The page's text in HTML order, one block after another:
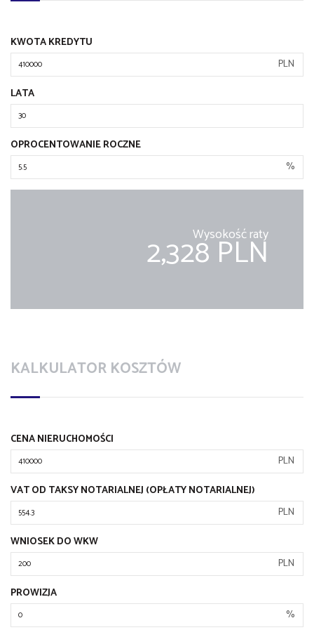
KWOTA KREDYTU
PLN
LATA
OPROCENTOWANIE ROCZNE
%
Wysokość raty
2,328 PLN
KALKULATOR KOSZTÓW
CENA NIERUCHOMOŚCI
PLN
VAT OD TAKSY NOTARIALNEJ (OPŁATY NOTARIALNEJ)
PLN
WNIOSEK DO WKW
PLN
PROWIZJA
%